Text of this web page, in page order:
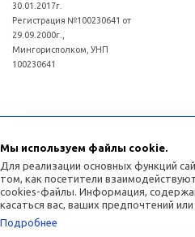
30.01.2017г.
Регистрация №100230641 от
29.09.2000г.,
Мингорисполком, УНП
100230641
(017)3771393
Мы используем файлы cookie.
Для реализации основных функций
том, как посетители
cookies-файлы. Информация,
касаться вас, ваших предпочтений
Подробнее